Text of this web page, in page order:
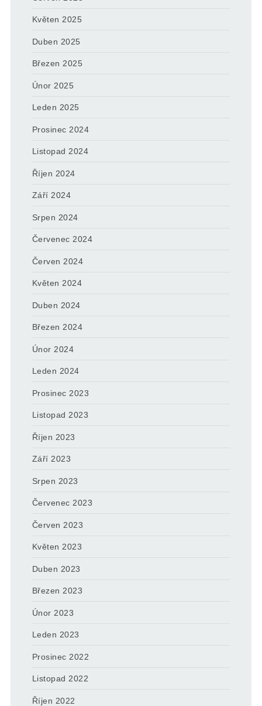
Květen 2025
Duben 2025
Březen 2025
Únor 2025
Leden 2025
Prosinec 2024
Listopad 2024
Říjen 2024
Září 2024
Srpen 2024
Červenec 2024
Červen 2024
Květen 2024
Duben 2024
Březen 2024
Únor 2024
Leden 2024
Prosinec 2023
Listopad 2023
Říjen 2023
Září 2023
Srpen 2023
Červenec 2023
Červen 2023
Květen 2023
Duben 2023
Březen 2023
Únor 2023
Leden 2023
Prosinec 2022
Listopad 2022
Říjen 2022